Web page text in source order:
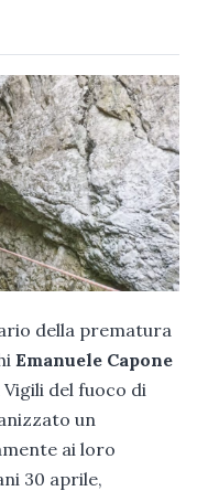
della prematura
Emanuele Capone
Vigili del fuoco di
un
ai loro
30 aprile,